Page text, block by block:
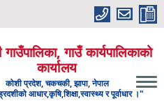
गाउँपालिका, गाउँ कार्यपालिकाको
कार्यालय
कोशी प्रदेश, चकचकी, झापा, नेपाल
आधार,कृषि,शिक्षा,स्वास्थ्य र पूर्वाधार ।"